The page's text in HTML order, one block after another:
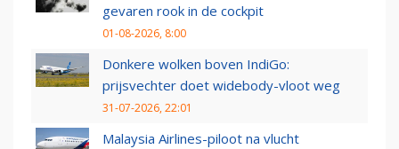
gevaren rook in de cockpit
01-08-2026, 8:00
Donkere wolken boven IndiGo:
prijsvechter doet widebody-vloot weg
31-07-2026, 22:01
Malaysia Airlines-piloot na vlucht